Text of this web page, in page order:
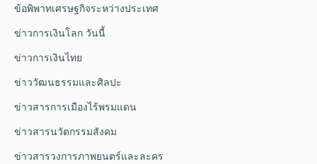
ข้อพิพาทเศรษฐกิจระหว่างประเทศ
ข่าวการเงินโลก วันนี้
ข่าวการเงินไทย
ข่าววัฒนธรรมและศิลปะ
ข่าวสารการเมืองไร้พรมแดน
ข่าวสารนวัตกรรมสังคม
ข่าวสารวงการภาพยนตร์และละคร